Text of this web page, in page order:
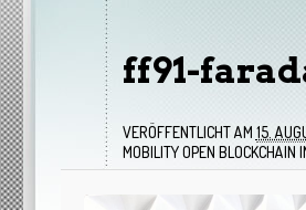
ff91-
VERÖFFENTLICHT AM 15.
MOBILITY OPEN BLOCKCHAIN